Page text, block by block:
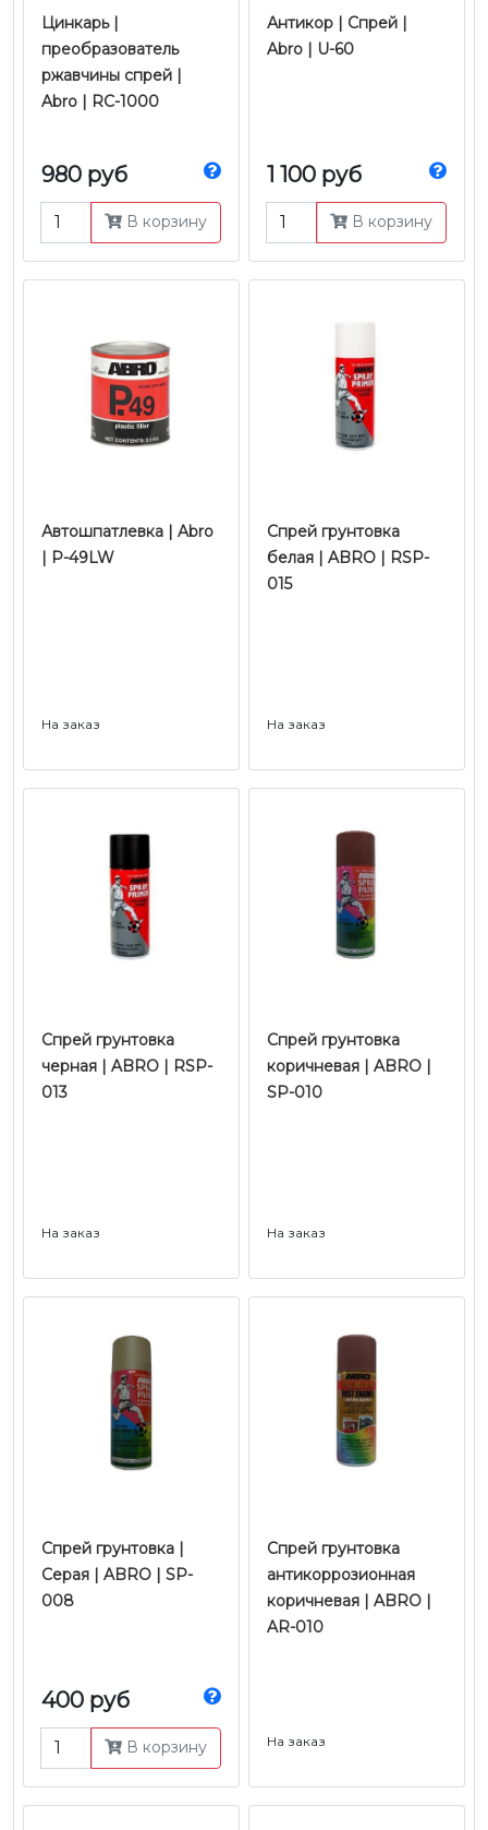
Цинкарь |
преобразователь
ржавчины спрей |
Abro | RC-1000
980 руб
В корзину
Антикор | Спрей |
Abro | U-60
1 100 руб
В корзину
Автошпатлевка | Abro
| Р-49LW
На заказ
Спрей грунтовка
белая | ABRO | RSP-
015
На заказ
Спрей грунтовка
черная | ABRO | RSP-
013
На заказ
Спрей грунтовка
коричневая | ABRO |
SP-010
На заказ
Спрей грунтовка |
Серая | ABRO | SP-
008
400 руб
В корзину
Спрей грунтовка
антикоррозионная
коричневая | ABRO |
AR-010
На заказ